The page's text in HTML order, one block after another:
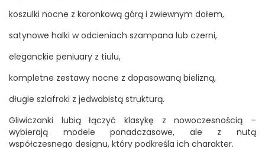
koszulki nocne z koronkową górą i zwiewnym dołem,
satynowe halki w odcieniach szampana lub czerni,
eleganckie peniuary z tiulu,
kompletne zestawy nocne z dopasowaną bielizną,
długie szlafroki z jedwabistą strukturą.
Gliwiczanki lubią łączyć klasykę z nowoczesnością –
wybierają modele ponadczasowe, ale z nutą
współczesnego designu, który podkreśla ich charakter.